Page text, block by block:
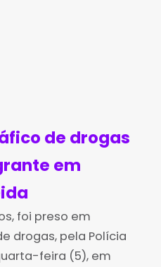
de drogas
em
foi preso em
drogas, pela Polícia
feira (5), em